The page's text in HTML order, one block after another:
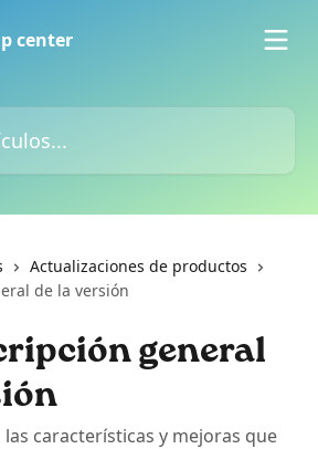
Actualizaciones de productos
de la versión
general
características y mejoras que